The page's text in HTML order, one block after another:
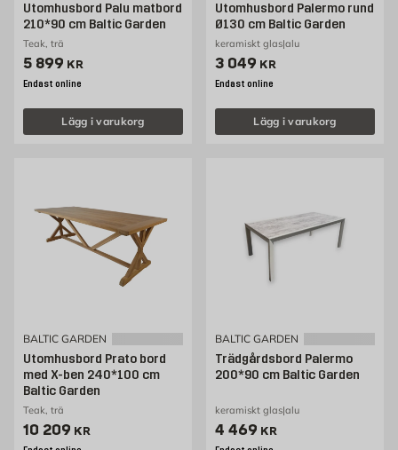
Utomhusbord Palu matbord
210*90 cm Baltic Garden
Teak, trä
Pris 5899 kr
5 899 KR
Endast online
Lägg i varukorg
Utomhusbord Palermo rund
Ø130 cm Baltic Garden
keramiskt glas|alu
Pris 3049 kr
3 049 KR
Endast online
Lägg i varukorg
BALTIC GARDEN
Utomhusbord Prato bord
med X-ben 240*100 cm
Baltic Garden
Teak, trä
Pris 10209 kr
10 209 KR
BALTIC GARDEN
Trädgårdsbord Palermo
200*90 cm Baltic Garden
keramiskt glas|alu
Pris 4469 kr
4 469 KR